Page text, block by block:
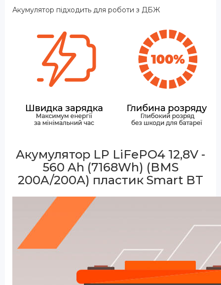
Акумулятор підходить для роботи з ДБЖ
Акумулятор LP LiFePO4 12,8V -
560 Ah (7168Wh) (BMS
200A/200А) пластик Smart BT